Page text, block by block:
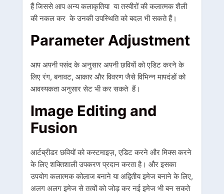
हैं जिससे आप अन्य कलाकृतिया या तस्वीरों की कलात्मक शैली
की नकल कर के उनकी उपस्थिति को बदल भी सकते हैं।
Parameter Adjustment
आप अपनी पसंद के अनुसार अपनी छवियों को एडिट करने के
लिए रंग, बनावट, आकार और विवरण जैसे विभिन्न मापदंडों को
आवस्यकता अनुसार सेट भी कर सकते हैं।
Image Editing and
Fusion
आर्टब्रीडर छवियों को कस्टमाइज़, एडिट करने और मिक्स करने
के लिए शक्तिशाली उपकरण प्रदान करता है। और इसका
उपयोग कलात्मक कोलाज बनाने या अद्वितीय इमेज बनाने के लिए,
अलग अलग इमेज से तत्वों को जोड़ कर नई इमेज भी बन सकते